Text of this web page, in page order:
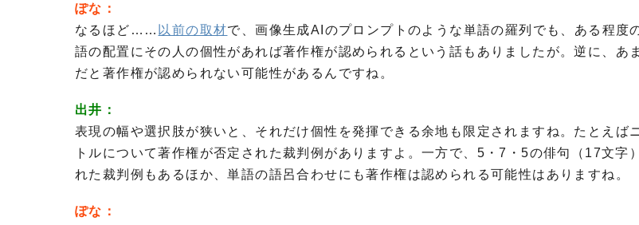
ぽな：
なるほど…… 以前の取材で、画像生成AIのプロンプトのような単語の羅列でも、ある程度
語の配置にその人の個性があれば著作権が認められるという話もありましたが。逆に、あ
だと著作権が認められない可能性があるんですね。
出井：
表現の幅や選択肢が狭いと、それだけ個性を発揮できる余地も限定されますね。たとえば
トルについて著作権が否定された裁判例がありますよ。一方で、5・7・5の俳句（17文字
れた裁判例もあるほか、単語の語呂合わせにも著作権は認められる可能性はありますね。
ぽな：